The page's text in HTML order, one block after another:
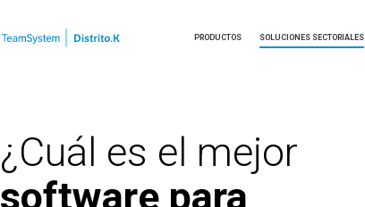
PRODUCTOS SOLUCIONES SECTORIALES
¿Cuál es el mejor
software para